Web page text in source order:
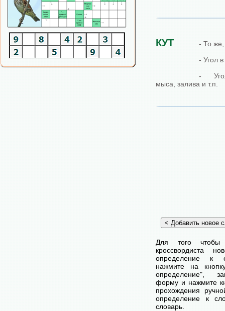
КУТ
- То же,
- Угол
-
мыса, залива и т.п.
Для того чтобы
кроссвордиста
определение к
нажмите на
определение",
форму и нажмите
прохождения
определение к
словарь.